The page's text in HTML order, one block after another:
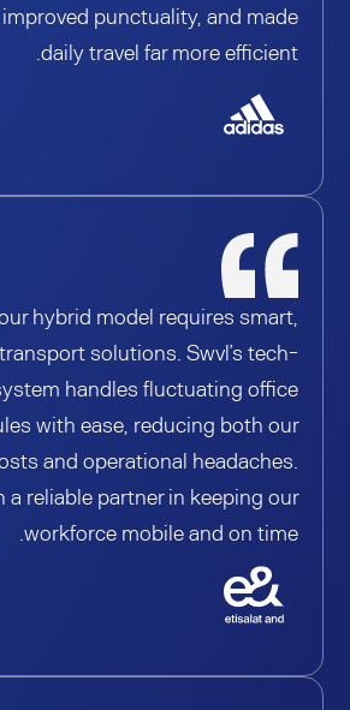
punctuality, and made
daily travel far more efficient.
hybrid model requires smart,
solutions. Swvl’s tech-
handles fluctuating office
with ease, reducing both our
and operational headaches.
a reliable partner in keeping our
workforce mobile and on time.